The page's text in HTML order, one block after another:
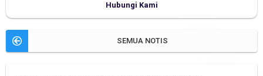
Hubungi Kami
SEMUA NOTIS